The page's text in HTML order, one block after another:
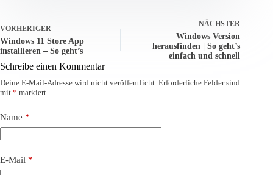
VORHERIGER
Windows 11 Store App
installieren – So geht’s
NÄCHSTER
Windows Version
herausfinden | So geht’s
einfach und schnell
Schreibe einen Kommentar
Deine E-Mail-Adresse wird nicht veröffentlicht. Erforderliche Felder sind
mit * markiert
Name *
E-Mail *